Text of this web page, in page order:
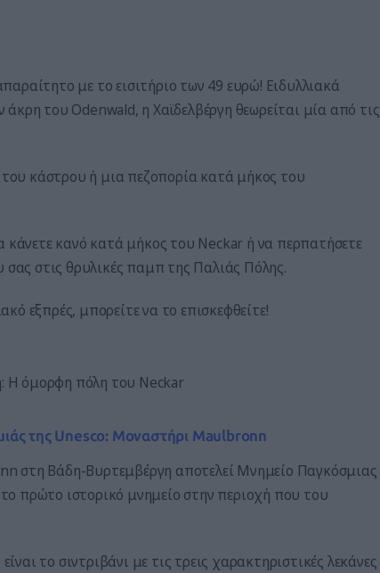
με το εισιτήριο των 49 ευρώ! Ειδυλλιακά
του Odenwald, η Χαϊδελβέργη θεωρείται μία από τις
κάστρου ή μια πεζοπορία κατά μήκος του
κάνετε κανό κατά μήκος του Neckar ή να περπατήσετε
στις θρυλικές παμπ της Παλιάς Πόλης.
εξπρές, μπορείτε να το επισκεφθείτε!
Η όμορφη πόλη του Neckar
της Unesco: Μοναστήρι Maulbronn
στη Βάδη-Βυρτεμβέργη αποτελεί Μνημείο Παγκόσμιας
πρώτο ιστορικό μνημείο στην περιοχή που του
το σιντριβάνι με τις τρεις χαρακτηριστικές λεκάνες